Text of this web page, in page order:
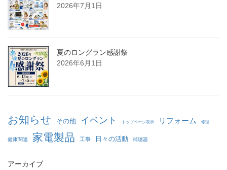
2026年7月1日
夏のロングラン感謝祭
2026年6月1日
お知らせ その他 イベント トップページ表示 リフォーム 修理
健康関連 家電製品 工事 日々の活動 補聴器
アーカイブ